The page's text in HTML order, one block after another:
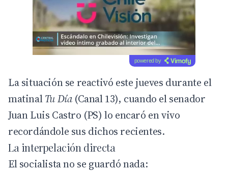
powered by
La situación se reactivó este jueves durante el
matinalTu Día(Canal 13), cuando el senador
Juan Luis Castro (PS) lo encaró en vivo
recordándole sus dichos recientes.
La interpelación directa
El socialista no se guardó nada: